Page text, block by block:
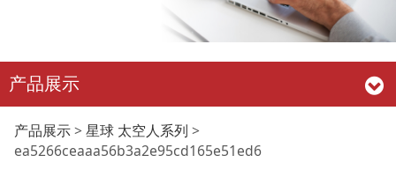
产品展示
产品展示> 星球 太空人系列 >
ea5266ceaaa56b3a2e95cd165e51ed6